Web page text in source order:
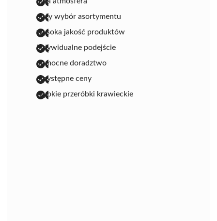
duży wybór asortymentu
wysoka jakość produktów
indywidualne podejście
pomocne doradztwo
przystępne ceny
szybkie przeróbki krawieckie